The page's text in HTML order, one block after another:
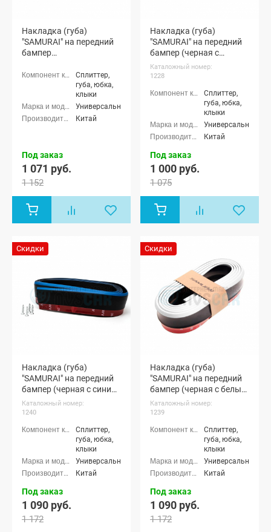
Накладка (губа)
"SAMURAI" на передний
бампер
Сплиттер,
губа, юбка,
клыки
Универсальные
Китай
Под заказ
1 071 руб.
1 152
Накладка (губа)
"SAMURAI" на передний
бампер (черная с
красным кантом)
Каталожный номер:
1228
Сплиттер,
губа, юбка,
клыки
Универсальные
Китай
Под заказ
1 000 руб.
1 075
Скидки
Накладка (губа)
"SAMURAI" на передний
бампер (черная с синим
кантом)
Каталожный номер:
1240
Сплиттер,
губа, юбка,
клыки
Универсальные
Китай
Под заказ
1 090 руб.
1 172
Скидки
Накладка (губа)
"SAMURAI" на передний
бампер (черная с белым
кантом)
Каталожный номер:
1239
Сплиттер,
губа, юбка,
клыки
Универсальные
Китай
Под заказ
1 090 руб.
1 172